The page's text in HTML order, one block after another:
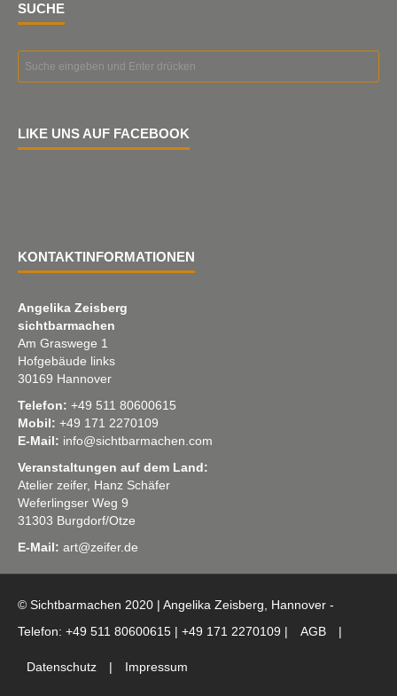
SUCHE
LIKE UNS AUF FACEBOOK
KONTAKTINFORMATIONEN
Angelika Zeisberg
sichtbarmachen
Am Graswege 1
Hofgebäude links
30169 Hannover
Telefon: +49 511 80600615
Mobil: +49 171 2270109
E-Mail: info@sichtbarmachen.com
Veranstaltungen auf dem Land:
Atelier zeifer, Hanz Schäfer
Weferlingser Weg 9
31303 Burgdorf/Otze
E-Mail: art@zeifer.de
© Sichtbarmachen 2020 | Angelika Zeisberg, Hannover -
Telefon: +49 511 80600615 | +49 171 2270109 |
AGB |
Datenschutz | Impressum